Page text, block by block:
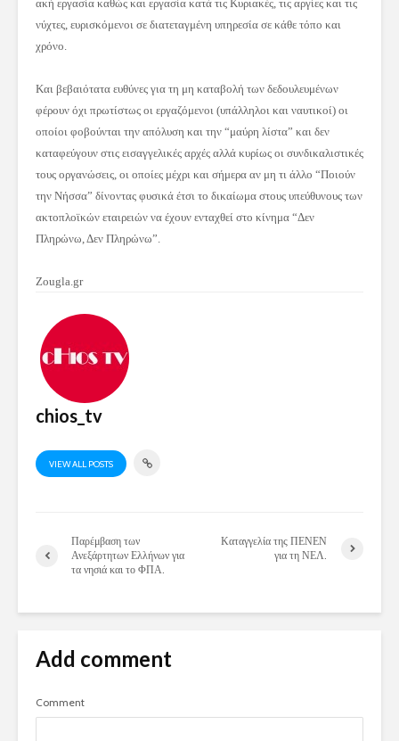
ακή εργασία καθώς και εργασία κατά τις Κυριακές, τις αργίες και τις
νύχτες, ευρισκόμενοι σε διατεταγμένη υπηρεσία σε κάθε τόπο και
χρόνο.
Και βεβαιότατα ευθύνες για τη μη καταβολή των δεδουλευμένων
φέρουν όχι πρωτίστως οι εργαζόμενοι (υπάλληλοι και ναυτικοί) οι
οποίοι φοβούνται την απόλυση και την “μαύρη λίστα” και δεν
καταφεύγουν στις εισαγγελικές αρχές αλλά κυρίως οι συνδικαλιστικές
τους οργανώσεις, οι οποίες μέχρι και σήμερα αν μη τι άλλο “Ποιούν
την Νήσσα” δίνοντας φυσικά έτσι το δικαίωμα στους υπεύθυνους των
ακτοπλοϊκών εταιρειών να έχουν ενταχθεί στο κίνημα “Δεν
Πληρώνω, Δεν Πληρώνω”.
Zougla.gr
chios_tv
VIEW ALL POSTS
Παρέμβαση των
Ανεξάρτητων Ελλήνων για
τα νησιά και το ΦΠΑ.
Καταγγελία της ΠΕΝΕΝ
για τη ΝΕΛ.
Add comment
Comment